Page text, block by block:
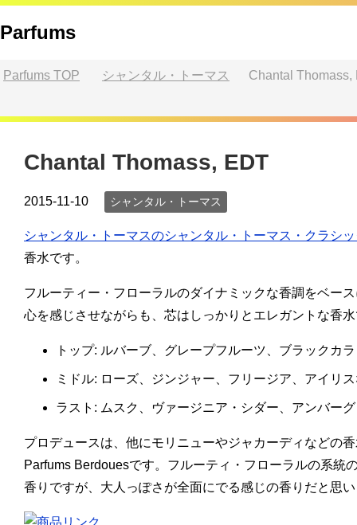
Parfums
Parfums TOP シャンタル・トーマス Chantal Thomass,
Chantal Thomass, EDT
2015-11-10 シャンタル・トーマス
シャンタル・トーマスのシャンタル・トーマス・クラシ
香水です。
フルーティー・フローラルのダイナミックな香調をベー
心を感じさせながらも、芯はしっかりとエレガントな香
トップ: ルバーブ、グレープフルーツ、ブラックカ
ミドル: ローズ、ジンジャー、フリージア、アイリ
ラスト: ムスク、ヴァージニア・シダー、アンバー
プロデュースは、他にモリニューやジャカーディなどの
Parfums Berdouesです。フルーティ・フローラルの系統
香りですが、大人っぽさが全面にでる感じの香りだと思